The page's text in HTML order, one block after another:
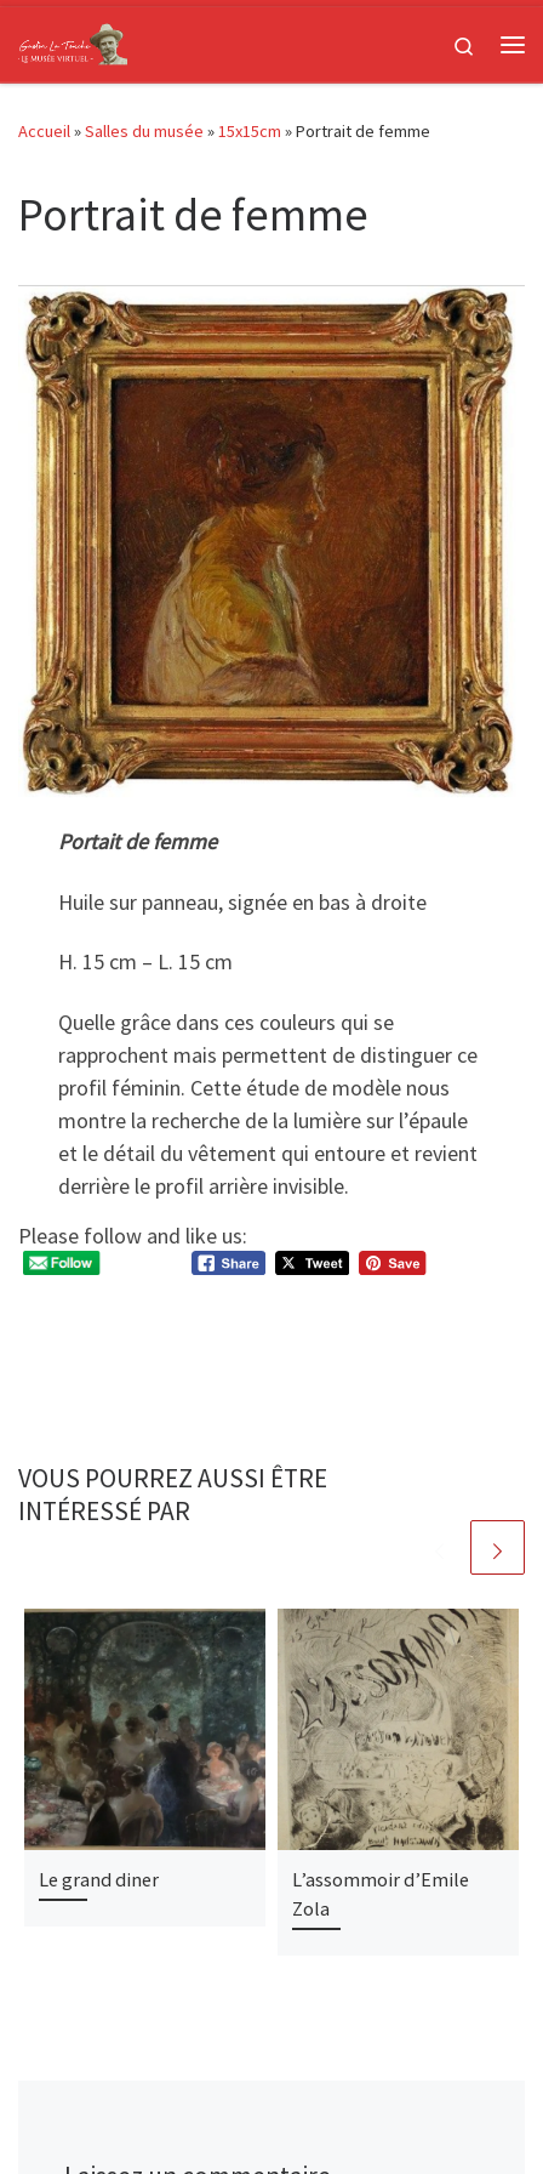
Passer au contenu
Search
Accueil»Salles du musée »15x15cm »Portrait de femme
Portrait de femme
Portait de femme
Huile sur panneau, signée en bas à droite
H. 15 cm – L. 15 cm
Quelle grâce dans ces couleurs qui se
rapprochent mais permettent de distinguer ce
profil féminin. Cette étude de modèle nous
montre la recherche de la lumière sur l’épaule
et le détail du vêtement qui entoure et revient
derrière le profil arrière invisible.
Please follow and like us:
VOUS POURREZ AUSSI ÊTRE
INTÉRESSÉ PAR
Le grand diner
L’assommoir d’Emile
Zola